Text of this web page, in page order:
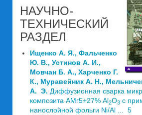
НАУЧНО-
ТЕХНИЧЕСКИЙ
РАЗДЕЛ
Ищенко А. Я., Фальченко
Ю. В., Устинов А. И.,
Мовчан Б. А., Харченко Г.
К., Муравейник А. Н.,
A. Э. Диффузионная сварка
композита АМг5+27% Al2O3 с
нанослойной фольги Ni/Al ... 5